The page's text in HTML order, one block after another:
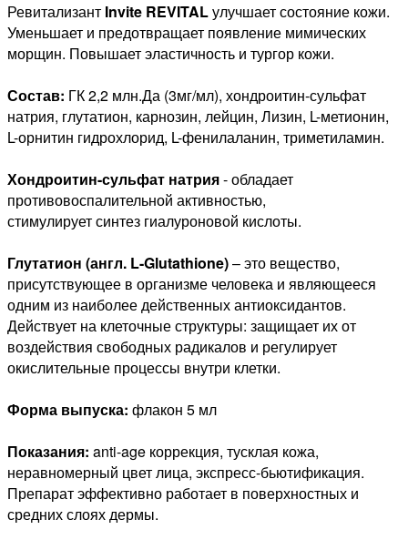
Ревитализант Invite REVITALулучшает состояние кожи.
Уменьшает и предотвращает появление мимических
морщин. Повышает эластичность и тургор кожи.
Состав: ГК 2,2 млн.Да (3мг/мл), хондроитин-сульфат
натрия, глутатион, карнозин, лейцин, Лизин, L-метионин,
L-орнитин гидрохлорид, L-фенилаланин, триметиламин.
Хондроитин-сульфат натрия- обладает
противовоспалительной активностью,
стимулирует синтез гиалуроновой кислоты.
Глутатион (англ. L-Glutathione)– это вещество,
присутствующее в организме человека и являющееся
одним из наиболее действенных антиоксидантов.
Действует на клеточные структуры: защищает их от
воздействия свободных радикалов и регулирует
окислительные процессы внутри клетки.
Форма выпуска: флакон 5 мл
Показания: anti-age коррекция, тусклая кожа,
неравномерный цвет лица, экспресс-бьютификация.
Препарат эффективно работает в поверхностных и
средних слоях дермы.